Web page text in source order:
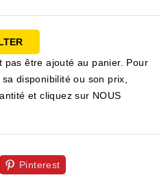
pas être ajouté au panier. Pour
disponibilité ou son prix,
et cliquez sur NOUS
Pinterest